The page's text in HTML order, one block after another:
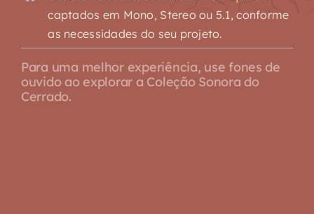
captados em Mono, Stereo ou 5.1, conforme
as necessidades do seu projeto.
Para uma melhor experiência, use fones de
ouvido ao explorar a Coleção Sonora do
Cerrado.